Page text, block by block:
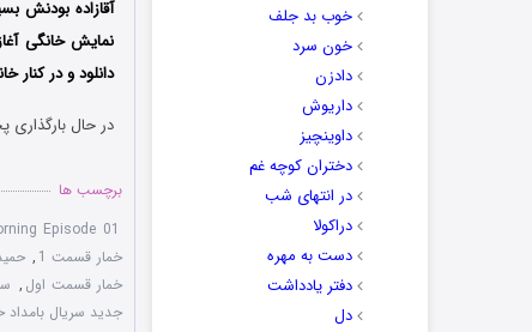
خوب بد جلف
خون سرد
دادزن
داریوش
داوینچیز
دختران کوچه غم
در انتهای شب
دراکولا
دست به مهره
دفتر یادداشت
دل
نمایش خانگی
دانلود و در کنار
در حال
برچسب ها
Episode 01
خمار قسمت 1
,
خمار قسمت اول ,
جدید سریال بامداد